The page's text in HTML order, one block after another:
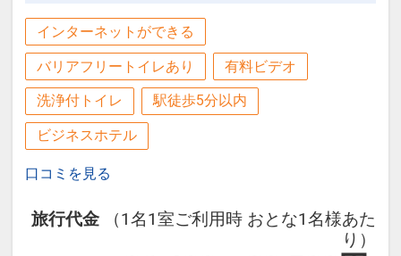
インターネットができる
バリアフリートイレあり 有料ビデオ
洗浄付トイレ 駅徒歩5分以内
ビジネスホテル
口コミを見る
旅行代金
（1名1室ご利用時 おとな1名様あた
り）